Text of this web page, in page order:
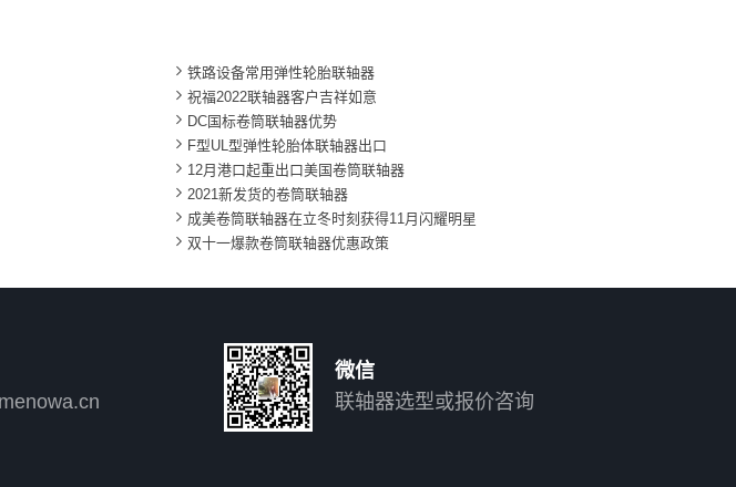
铁路设备常用弹性轮胎联轴器
祝福2022联轴器客户吉祥如意
 DC国标卷筒联轴器优势
 F型UL型弹性轮胎体联轴器出口
 12月港口起重出口美国卷筒联轴器
 2021新发货的卷筒联轴器
 成美卷筒联轴器在立冬时刻获得11月闪耀明星
双十一爆款卷筒联轴器优惠政策
微信
联轴器选型或报价咨询